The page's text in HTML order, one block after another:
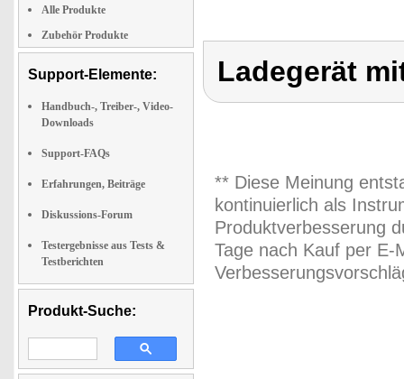
Alle Produkte
Zubehör Produkte
Support-Elemente:
Handbuch-, Treiber-, Video-
Downloads
Support-FAQs
Erfahrungen, Beiträge
Diskussions-Forum
Testergebnisse aus Tests &
Testberichten
Produkt-Suche:
Ladegerät
** Diese Meinung
kontinuierlich als
Produktverbesserung
Tage nach Kauf per E-